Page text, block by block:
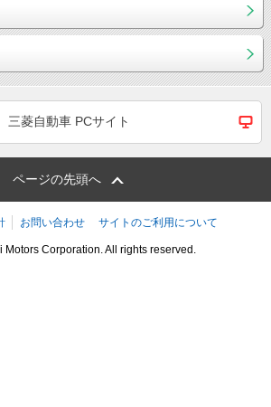
三菱自動車 PCサイト
ページの先頭へ
お問い合わせ サイトのご利用について
Motors Corporation. All rights reserved.